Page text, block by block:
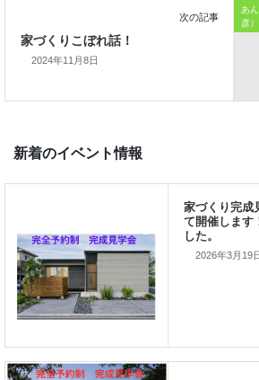
家づく
あ
彦）
家づくりこぼれ話！
2024年11月8日
2026年3月19